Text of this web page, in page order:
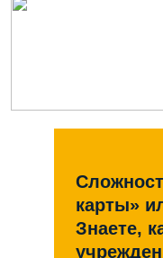
карты»
Знаете,